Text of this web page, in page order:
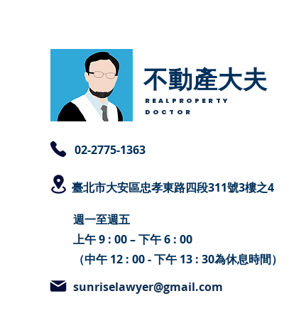
不動產大夫
REALPROPERTY
DOCTOR
​02-2775-1363
臺北市大安區忠孝東路四段311號3樓之4
週一至週五
上午 9 : 00 – 下午 6 : 00
（中午 12 : 00 - 下午 13 : 30為休息時間）
sunriselawyer@gmail.com